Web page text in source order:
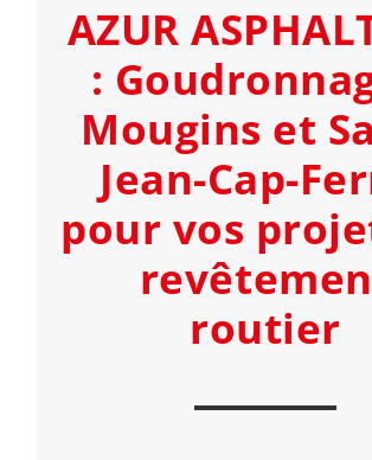
AZUR
:
Mougins et
Jean-Cap-
pour vos
routier